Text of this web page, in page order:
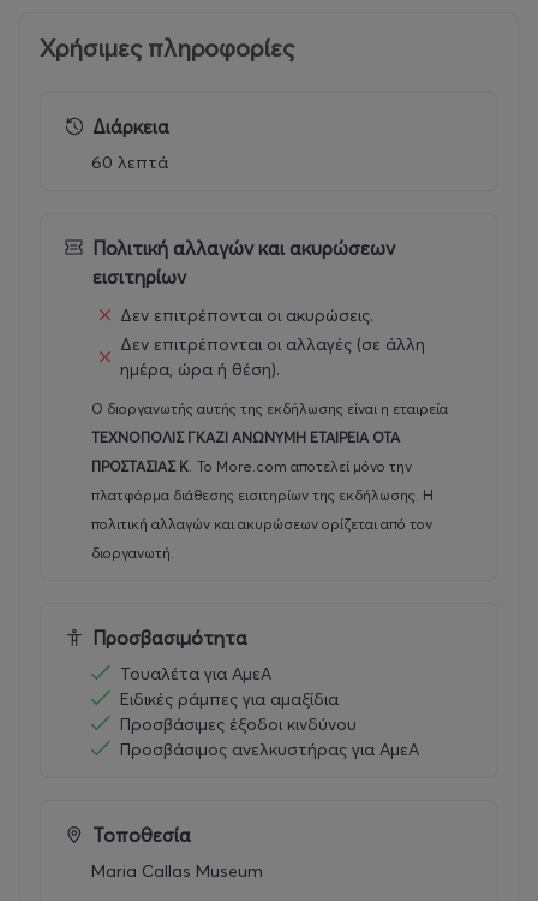
Χρήσιμες πληροφορίες
Διάρκεια
60 λεπτά
Πολιτική αλλαγών και ακυρώσεων
εισιτηρίων
Δεν επιτρέπονται οι ακυρώσεις.
Δεν επιτρέπονται οι αλλαγές (σε άλλη
ημέρα, ώρα ή θέση).
Ο διοργανωτής αυτής της εκδήλωσης είναι η εταιρεία
ΤΕΧΝΟΠΟΛΙΣ ΓΚΑΖΙ ΑΝΩΝΥΜΗ ΕΤΑΙΡΕΙΑ ΟΤΑ
ΠΡΟΣΤΑΣΙΑΣ Κ. Το More.com αποτελεί μόνο την
πλατφόρμα διάθεσης εισιτηρίων της εκδήλωσης. Η
πολιτική αλλαγών και ακυρώσεων ορίζεται από τον
διοργανωτή.
Προσβασιμότητα
Τουαλέτα για ΑμεΑ
Ειδικές ράμπες για αμαξίδια
Προσβάσιμες έξοδοι κινδύνου
Προσβάσιμος ανελκυστήρας για ΑμεΑ
Τοποθεσία
Maria Callas Museum